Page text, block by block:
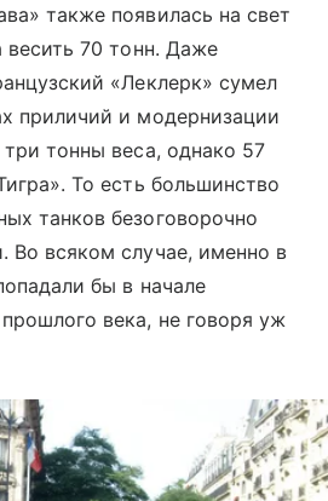
также появилась на свет
весить 70 тонн. Даже
«Леклерк» сумел
приличий и модернизации
тонны веса, однако 57
То есть большинство
танков безоговорочно
Во всяком случае, именно в
бы в начале
века, не говоря уж